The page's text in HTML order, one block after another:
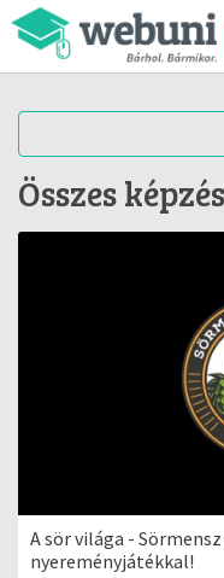
Összes képzés
A sör világa -
nyereményjátékkal!